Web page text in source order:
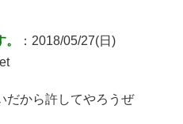
：2018/05/27(日)
だから許してやろうぜ